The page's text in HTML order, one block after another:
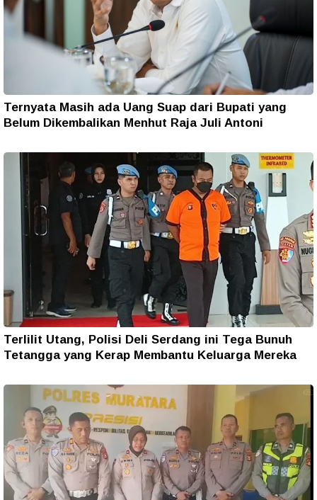
Ternyata Masih ada Uang Suap dari Bupati yang
Belum Dikembalikan Menhut Raja Juli Antoni
Terlilit Utang, Polisi Deli Serdang ini Tega Bunuh
Tetangga yang Kerap Membantu Keluarga Mereka